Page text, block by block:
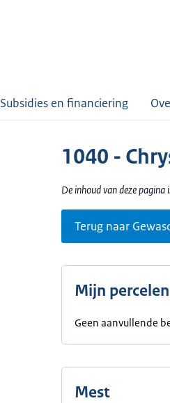
Subsidies en financiering
1040 -
De inhoud van deze
Terug naar
Mijn percelen
Geen aanvullende
Mest